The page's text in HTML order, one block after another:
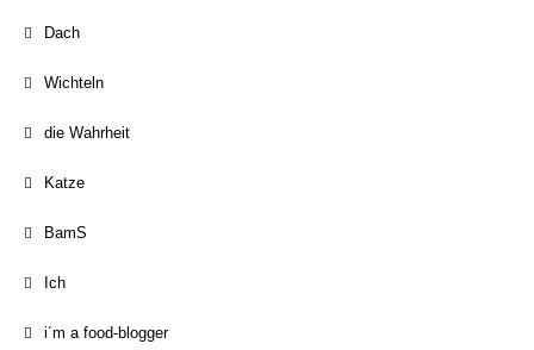
Dach
Wichteln
die Wahrheit
Katze
BamS
Ich
i´m a food-blogger